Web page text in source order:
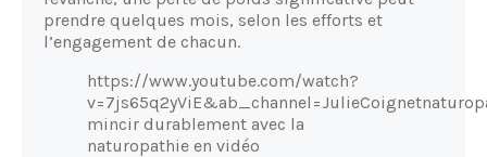
prendre quelques mois, selon les efforts et
l’engagement de chacun.
https://www.youtube.com/watch?
mincir durablement avec la
naturopathie en vidéo